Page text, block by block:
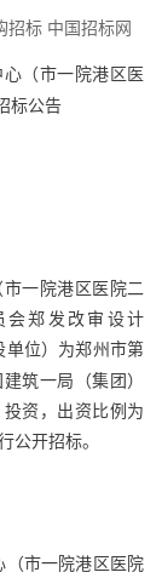
招标 中国招标网
（市一院港区医
标公告
一院港区医院二
会郑发改审设计
位）为郑州市第
筑一局（集团）
资，出资比例为
公开招标。
（市一院港区医院